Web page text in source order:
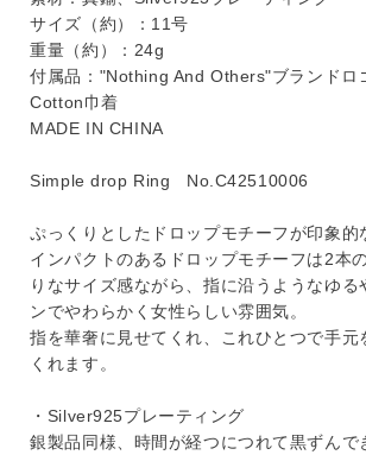
サイズ（約）：11号
重量（約）：24g
付属品："Nothing And Others"ブランドロ
Cotton巾着
MADE IN CHINA
Simple drop Ring No.C42510006
ぷっくりとしたドロップモチーフが印象的
インパクトのあるドロップモチーフは2本
りなサイズ感ながら、指に沿うようなゆる
ンでやわらかく女性らしい雰囲気。
指を華奢に見せてくれ、これひとつで手元
くれます。
・Silver925プレーティング
銀製品同様、時間が経つにつれて黒ずんで